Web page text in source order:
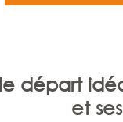
départ
et